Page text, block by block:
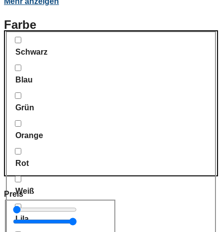
Farbe
Schwarz
Blau
Grün
Orange
Rot
Weiß
Lila
Preis